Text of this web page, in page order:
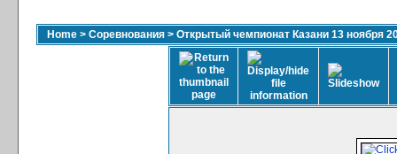
Home > Соревнования > Открытый чемпионат Казани 13 ноября